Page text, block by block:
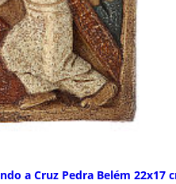
a Cruz Pedra Belém 22x17